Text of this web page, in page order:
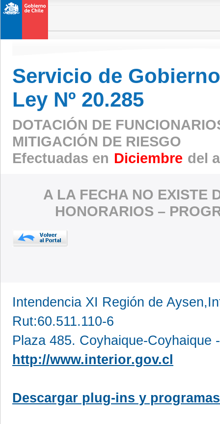
Servicio de
Ley Nº 20.285
DOTACIÓN DE
MITIGACIÓN DE RIESGO
Efectuadas en Diciembre del
A LA FECHA NO EXISTE
HONORARIOS –
Intendencia XI Región de
Rut:60.511.110-6
Plaza 485. Coyhaique-Coyhaique
http://www.interior.gov.cl
Descargar plug-ins y